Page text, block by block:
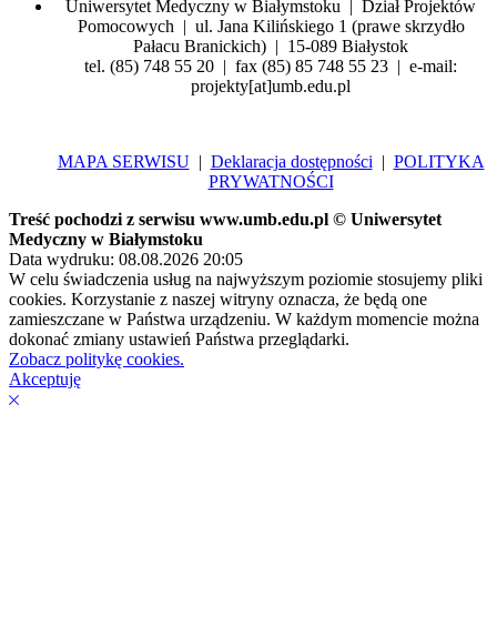
Uniwersytet Medyczny w Białymstoku | Dział Projektów
Pomocowych | ul. Jana Kilińskiego 1 (prawe skrzydło
Pałacu Branickich) | 15-089 Białystok
tel. (85) 748 55 20 | fax (85) 85 748 55 23 | e-mail:
projekty[at]umb.edu.pl
MAPA SERWISU| Deklaracja dostępności | POLITYKA
PRYWATNOŚCI
Treść pochodzi z serwisu www.umb.edu.pl © Uniwersytet
Medyczny w Białymstoku
Data wydruku: 08.08.2026 20:05
W celu świadczenia usług na najwyższym poziomie stosujemy pliki
cookies. Korzystanie z naszej witryny oznacza, że będą one
zamieszczane w Państwa urządzeniu. W każdym momencie można
dokonać zmiany ustawień Państwa przeglądarki.
Zobacz politykę cookies.
Akceptuję